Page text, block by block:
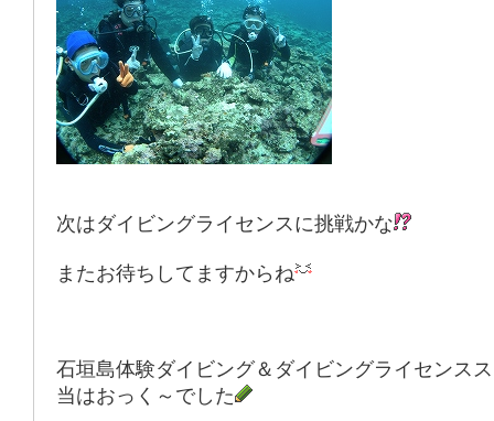
次はダイビングライセンスに挑戦かな
またお待ちしてますからね
石垣島体験ダイビング＆ダイビングライセンス
当はおっく～でした